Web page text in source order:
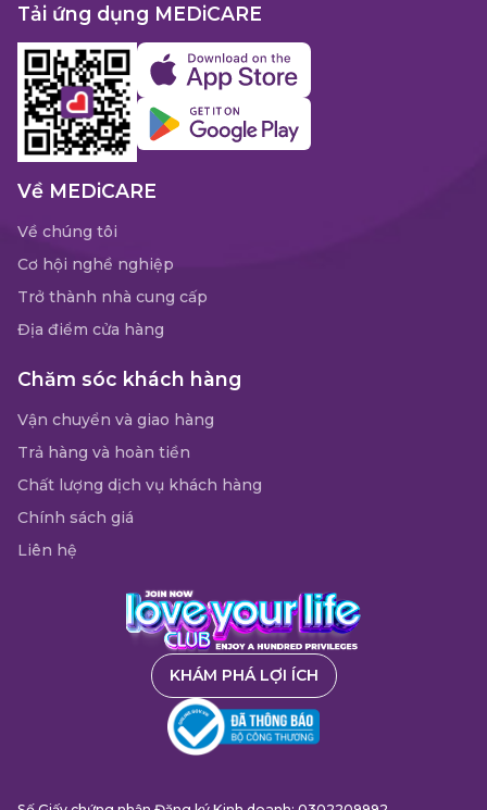
Tải ứng dụng MEDiCARE
Về MEDiCARE
Về chúng tôi
Cơ hội nghề nghiệp
Trở thành nhà cung cấp
Địa điểm cửa hàng
Chăm sóc khách hàng
Vận chuyển và giao hàng
Trả hàng và hoàn tiền
Chất lượng dịch vụ khách hàng
Chính sách giá
Liên hệ
KHÁM PHÁ LỢI ÍCH